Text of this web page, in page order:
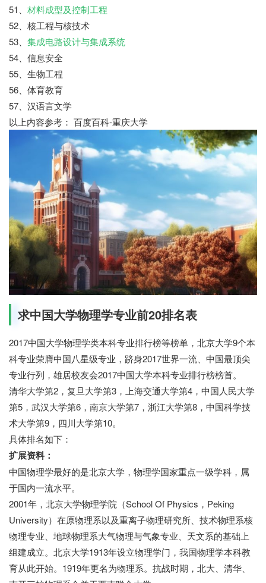
51、 材料成型及控制工程
52、核工程与核技术
53、 集成电路设计与集成系统
54、信息安全
55、生物工程
56、体育教育
57、汉语言文学
以上内容参考： 百度百科-重庆大学
求中国大学物理学专业前20排名表
2017中国大学物理学类本科专业排行榜等榜单，北京大学9个本
科专业荣膺中国八星级专业，跻身2017世界一流、中国最顶尖
专业行列，雄居校友会2017中国大学本科专业排行榜榜首。
清华大学第2，复旦大学第3，上海交通大学第4，中国人民大学
第5，武汉大学第6，南京大学第7，浙江大学第8，中国科学技
术大学第9，四川大学第10。
具体排名如下：
扩展资料：
中国物理学最好的是北京大学，物理学国家重点一级学科，属
于国内一流水平。
2001年，北京大学物理学院（School Of Physics，Peking
University）在原物理系以及重离子物理研究所、技术物理系核
物理专业、地球物理系大气物理与气象专业、天文系的基础上
组建成立。北京大学1913年设立物理学门，我国物理学本科教
育从此开始。1919年更名为物理系。抗战时期，北大、清华、